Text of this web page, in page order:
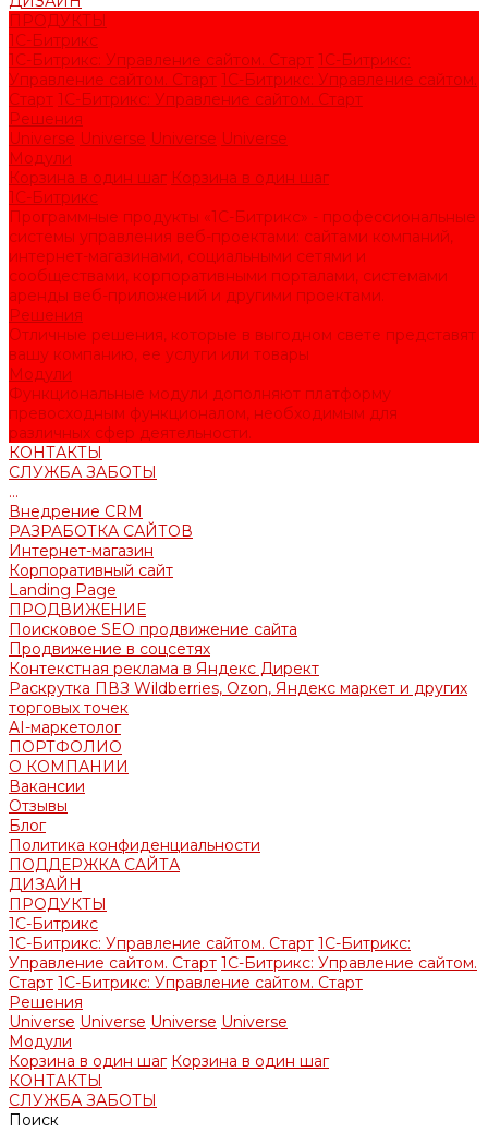
ПРОДУКТЫ
1С-Битрикс
1С-Битрикс: Управление сайтом. Старт 1С-Битрикс:
Управление сайтом. Старт 1С-Битрикс: Управление сайтом.
Старт 1С-Битрикс: Управление сайтом. Старт
Решения
Universe Universe Universe Universe
Модули
Корзина в один шаг Корзина в один шаг
1С-Битрикс
Программные продукты «1С-Битрикс» - профессиональные
системы управления веб-проектами: сайтами компаний,
интернет-магазинами, социальными сетями и
сообществами, корпоративными порталами, системами
аренды веб-приложений и другими проектами.
Решения
Отличные решения, которые в выгодном свете представят
вашу компанию, ее услуги или товары
Модули
Функциональные модули дополняют платформу
превосходным функционалом, необходимым для
различных сфер деятельности.
КОНТАКТЫ
СЛУЖБА ЗАБОТЫ
...
Внедрение CRM
РАЗРАБОТКА САЙТОВ
Интернет-магазин
Корпоративный сайт
Landing Page
ПРОДВИЖЕНИЕ
Поисковое SEO продвижение сайта
Продвижение в соцсетях
Контекстная реклама в Яндекс Директ
Раскрутка ПВЗ Wildberries, Ozon, Яндекс маркет и других
торговых точек
AI-маркетолог
ПОРТФОЛИО
О КОМПАНИИ
Вакансии
Отзывы
Блог
Политика конфиденциальности
ПОДДЕРЖКА САЙТА
ДИЗАЙН
ПРОДУКТЫ
1С-Битрикс
1С-Битрикс: Управление сайтом. Старт 1С-Битрикс:
Управление сайтом. Старт 1С-Битрикс: Управление сайтом.
Старт 1С-Битрикс: Управление сайтом. Старт
Решения
Universe Universe Universe Universe
Модули
Корзина в один шаг Корзина в один шаг
КОНТАКТЫ
СЛУЖБА ЗАБОТЫ
Поиск